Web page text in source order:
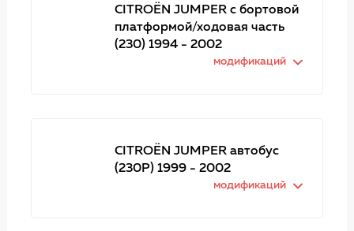
CITROËN JUMPER c бортовой
платформой/ходовая часть
(230) 1994 - 2002
модификаций
CITROËN JUMPER автобус
(230P) 1999 - 2002
модификаций